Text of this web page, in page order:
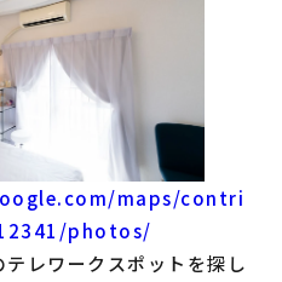
maps/contri
photos/
レワークスポットを探し